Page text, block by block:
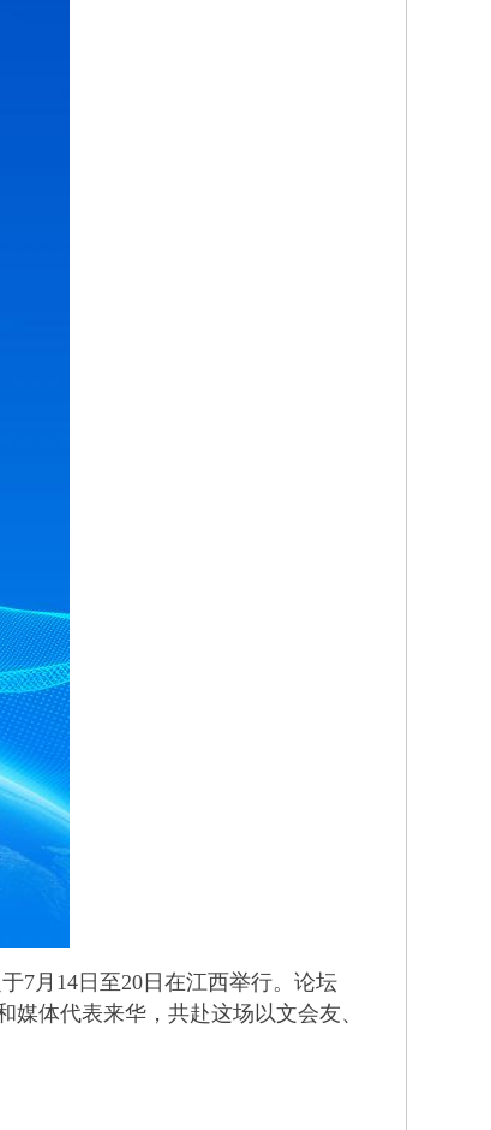
月14日至20日在江西举行。论坛
媒体代表来华，共赴这场以文会友、